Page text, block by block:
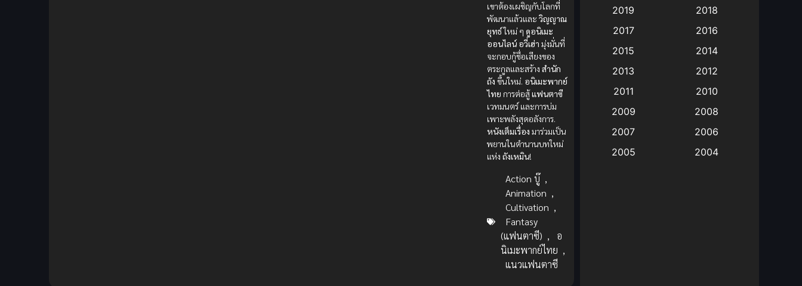
เขาต้องเผชิญกับโลกที่
พัฒนาแล้วและวิญญาณ
ยุทธ์ใหม่ ๆดูอนิเมะ
ออนไลน์ อวี่เฮ่า มุ่งมั่นที่
จะกอบกู้ชื่อเสียงของ
ตระกูลและสร้างสำนัก
ถัง ขึ้นใหม่. อนิเมะพากย์
ไทย การต่อสู้แฟนตาซี
เวทมนตร์ และการบ่ม
เพาะพลังสุดอลังการ.
หนังเต็มเรื่อง มาร่วมเป็น
พยานในตำนานบทใหม่
แห่งถังเหมิน!
Action บู๊ ,
Animation ,
Cultivation ,
Fantasy
(แฟนตาซี) ,
อ
นิเมะพากย์ไทย ,
แนวแฟนตาซี
Animation แอนิเมชัน (19)
anime(9)
Big tits (นมใหญ่)
Bitch (ผู้หญิงร่าน)
2019
2018
2017
2016
2015
2014
2013
2012
2011
2010
2009
2008
2007
2006
2005
2004